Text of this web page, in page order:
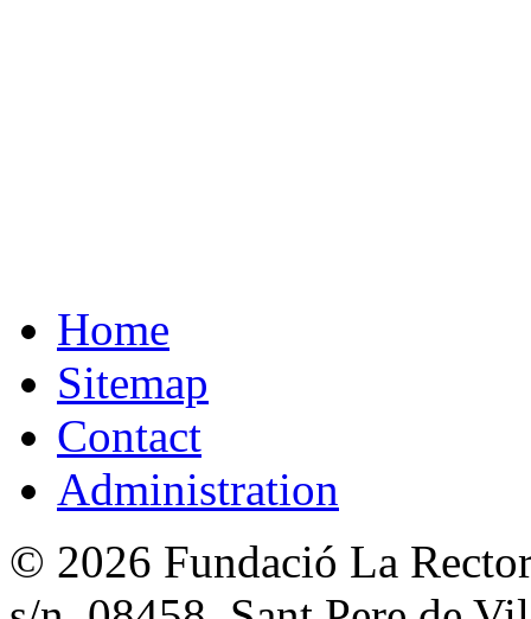
Home
Sitemap
Contact
Administration
© 2026 Fundació La